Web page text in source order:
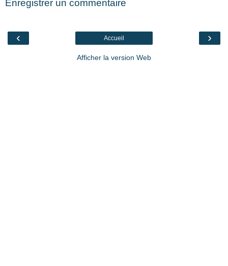
Enregistrer un commentaire
‹ ›
Accueil
Afficher la version Web